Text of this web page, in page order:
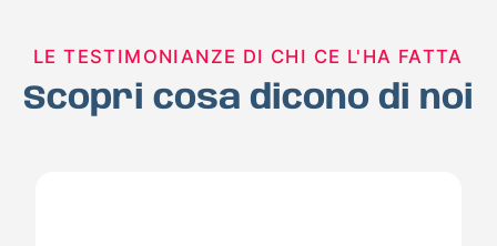
LE TESTIMONIANZE DI CHI CE L'HA FATTA
Scopri cosa dicono di noi